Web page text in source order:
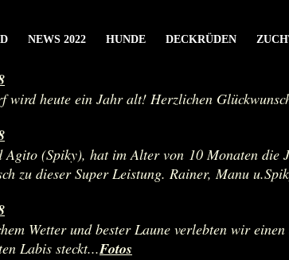
NEWS 2022 HUNDE DECKRÜDEN
wird heute ein Jahr alt! Herzlichen
Agito (Spiky), hat im Alter von 10 Monaten die
zu dieser Super Leistung. Rainer, Manu
Wetter und bester Laune verlebten wir
Labis steckt...Fotos